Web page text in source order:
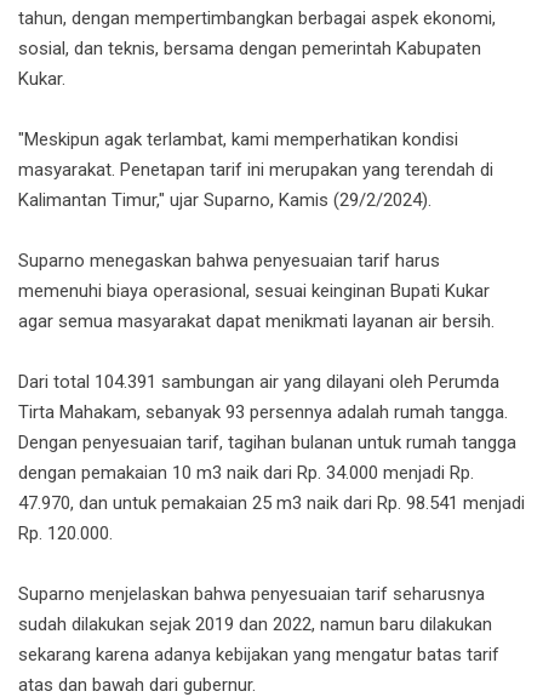
tahun, dengan mempertimbangkan berbagai aspek ekonomi,
sosial, dan teknis, bersama dengan pemerintah Kabupaten
Kukar.
"Meskipun agak terlambat, kami memperhatikan kondisi
masyarakat. Penetapan tarif ini merupakan yang terendah di
Kalimantan Timur," ujar Suparno, Kamis (29/2/2024).
Suparno menegaskan bahwa penyesuaian tarif harus
memenuhi biaya operasional, sesuai keinginan Bupati Kukar
agar semua masyarakat dapat menikmati layanan air bersih.
Dari total 104.391 sambungan air yang dilayani oleh Perumda
Tirta Mahakam, sebanyak 93 persennya adalah rumah tangga.
Dengan penyesuaian tarif, tagihan bulanan untuk rumah tangga
dengan pemakaian 10 m3 naik dari Rp. 34.000 menjadi Rp.
47.970, dan untuk pemakaian 25 m3 naik dari Rp. 98.541 menjadi
Rp. 120.000.
Suparno menjelaskan bahwa penyesuaian tarif seharusnya
sudah dilakukan sejak 2019 dan 2022, namun baru dilakukan
sekarang karena adanya kebijakan yang mengatur batas tarif
atas dan bawah dari gubernur.